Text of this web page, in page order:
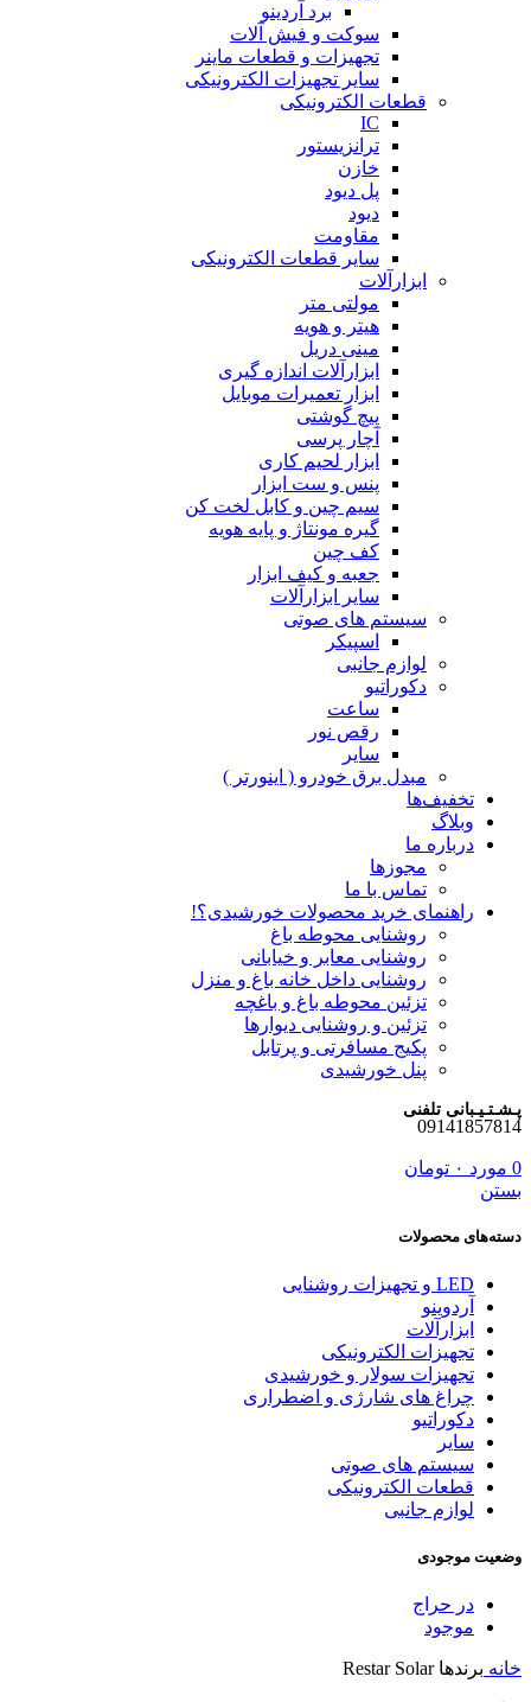
برد آردینو
سوکت و فیش آلات
تجهیزات و قطعات ماینر
سایر تجهیزات الکترونیکی
قطعات الکترونیکی
IC
ترانزیستور
خازن
پل دیود
دیود
مقاومت
سایر قطعات الکترونیکی
ابزارآلات
مولتی متر
هیتر و هویه
مینی دریل
ابزارآلات اندازه گیری
ابزار تعمیرات موبایل
پیچ گوشتی
آچار پرسی
ابزار لحیم کاری
پنس و ست ابزار
سیم چین و کابل لخت کن
گیره مونتاژ و پایه هویه
کف چین
جعبه و کیف ابزار
سایر ابزارآلات
سیستم های صوتی
اسپیکر
لوازم جانبی
دکوراتیو
ساعت
رقص نور
سایر
مبدل برق خودرو ( اینورتر )
تخفیف‌ها
وبلاگ
درباره ما
مجوزها
تماس با ما
راهنمای خرید محصولات خورشیدی؟!
روشنایی محوطه باغ
روشنایی معابر و خیابانی
روشنایی داخل خانه باغ و منزل
تزئین محوطه باغ و باغچه
تزئین و روشنایی دیوارها
پکیج مسافرتی و پرتابل
پنل خورشیدی
پـشـتـیـبانی تلفنی
09141857814
0 مورد ۰ تومان
بستن
دسته‌های محصولات
LED و تجهیزات روشنایی
آردوینو
ابزارآلات
تجهیزات الکترونیکی
تجهیزات سولار و خورشیدی
چراغ های شارژی و اضطراری
دکوراتیو
سایر
سیستم های صوتی
قطعات الکترونیکی
لوازم جانبی
وضعیت موجودی
در حراج
موجود
خانه برندهاRestar Solar